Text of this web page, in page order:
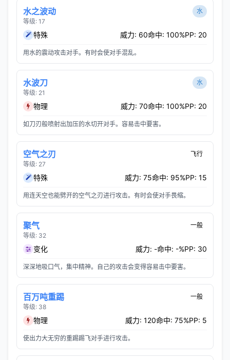
水之波动
等级: 17
水
特殊 威力: 60命中: 100%PP: 20
用水的震动攻击对手。有时会使对手混乱。
水波刀
等级: 21
水
物理 威力: 70命中: 100%PP: 20
如刀刃般喷射出加压的水切开对手。容易击中要害。
空气之刃
等级: 27
飞行
特殊 威力: 75命中: 95%PP: 15
用连天空也能劈开的空气之刃进行攻击。有时会使对手畏缩。
聚气
等级: 32
一般
变化 威力: -命中: -%PP: 30
深深地吸口气，集中精神。自己的攻击会变得容易击中要害。
百万吨重踢
等级: 38
一般
物理 威力: 120命中: 75%PP: 5
使出力大无穷的重踢踢飞对手进行攻击。